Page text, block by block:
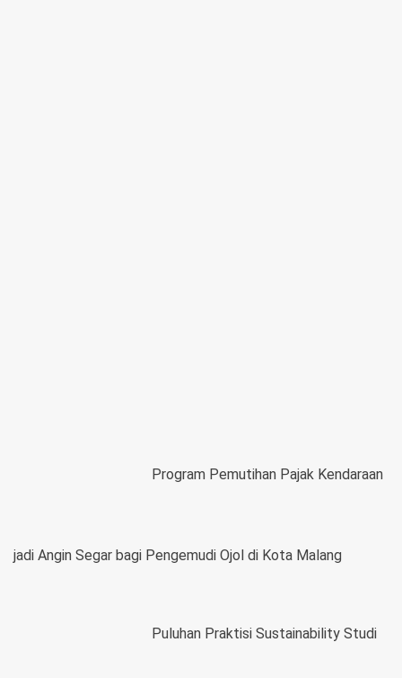
Program Pemutihan Pajak Kendaraan
jadi Angin Segar bagi Pengemudi Ojol di Kota Malang
Puluhan Praktisi Sustainability Studi